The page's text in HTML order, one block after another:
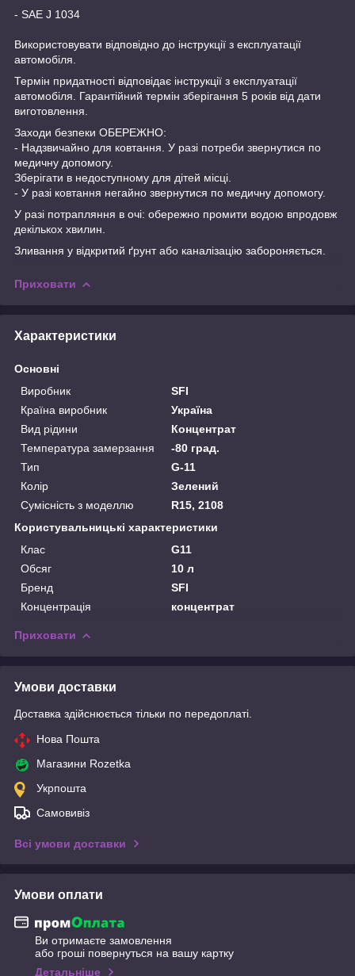
- SAE J 1034
Використовувати відповідно до інструкції з експлуатації
автомобіля.
Термін придатності відповідає інструкції з експлуатації
автомобіля. Гарантійний термін зберігання 5 років від дати
виготовлення.
Заходи безпеки ОБЕРЕЖНО:
- Надзвичайно для ковтання. У разі потреби звернутися по
медичну допомогу.
Зберігати в недоступному для дітей місці.
- У разі ковтання негайно звернутися по медичну допомогу.
У разі потрапляння в очі: обережно промити водою впродовж
декількох хвилин.
Зливання у відкритий ґрунт або каналізацію забороняється.
Приховати
Характеристики
Основні
Виробник
SFI
Країна виробник
Україна
Вид рідини
Концентрат
Температура замерзання
-80 град.
Тип
G-11
Колір
Зелений
Сумісність з моделлю
R15, 2108
Користувальницькі характеристики
Клас
G11
Обсяг
10 л
Бренд
SFI
Концентрація
концентрат
Приховати
Умови доставки
Доставка здійснюється тільки по передоплаті.
Нова Пошта
Магазини Rozetka
Укрпошта
Самовивіз
Всі умови доставки
Умови оплати
Ви отримаєте замовлення
або гроші повернуться на вашу картку
Детальніше